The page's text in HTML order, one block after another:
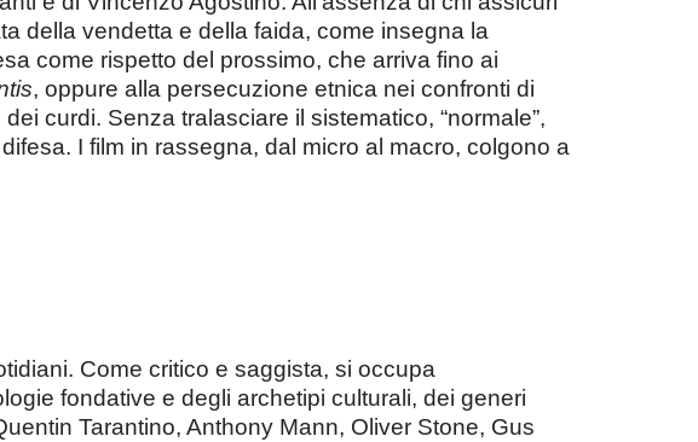
della vendetta e della faida, come insegna la
come rispetto del prossimo, che arriva fino ai
, oppure alla persecuzione etnica nei confronti di
curdi. Senza tralasciare il sistematico, “normale”,
I film in rassegna, dal micro al macro, colgono a
Come critico e saggista, si occupa
fondative e degli archetipi culturali, dei generi
Tarantino, Anthony Mann, Oliver Stone, Gus